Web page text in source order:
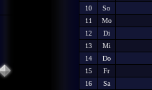
10
So
11
Mo
12
Di
13
Mi
14
Do
15
Fr
16
Sa